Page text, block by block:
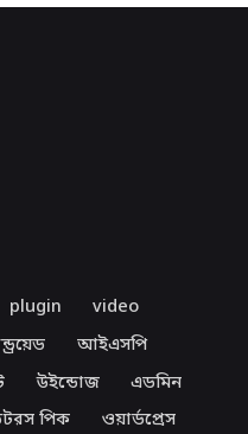
plugin
video
আইএসপি
উইন্ডোজ
এডমিন
পিক
ওয়ার্ডপ্রেস